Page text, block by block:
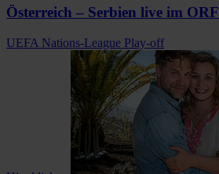
Österreich – Serbien live im ORF
UEFA Nations-League Play-off